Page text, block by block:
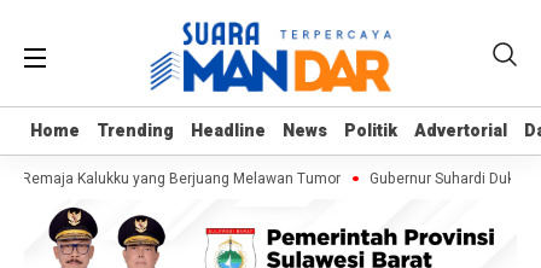
Home Trending Headline News Politik Advertorial
Home Trending Headline News Politik Advertorial
Remaja Kalukku yang Berjuang Melawan Tumor Gubernur Suhardi Duka